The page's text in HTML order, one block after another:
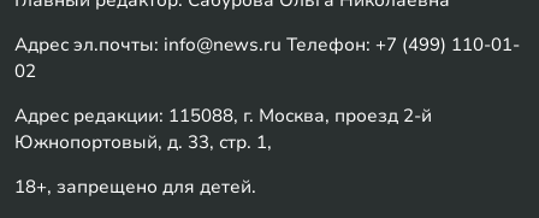
Адрес эл.почты: info@news.ru Телефон: +7 (499) 110-01-
02
Адрес редакции: 115088, г. Москва, проезд 2-й
Южнопортовый, д. 33, стр. 1,
18+, запрещено для детей.